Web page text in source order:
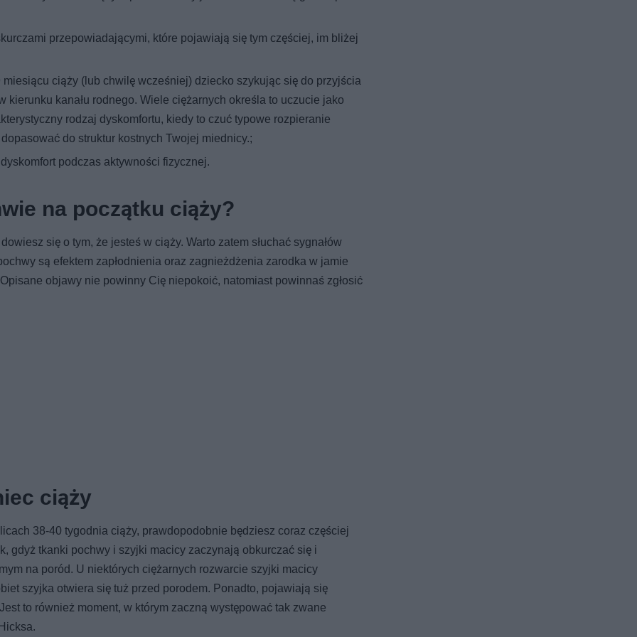
przepowiadającymi, które pojawiają się tym częściej, im bliżej
ciąży (lub chwilę wcześniej) dziecko szykując się do przyjścia
kierunku kanału rodnego. Wiele ciężarnych określa to uczucie jako
rodzaj dyskomfortu, kiedy to czuć typowe rozpieranie
do struktur kostnych Twojej miednicy.;
podczas aktywności fizycznej.
na początku ciąży?
się o tym, że jesteś w ciąży. Warto zatem słuchać sygnałów
są efektem zapłodnienia oraz zagnieżdżenia zarodka w jamie
objawy nie powinny Cię niepokoić, natomiast powinnaś zgłosić
ciąży
38-40 tygodnia ciąży, prawdopodobnie będziesz coraz częściej
gdyż tkanki pochwy i szyjki macicy zaczynają obkurczać się i
na poród. U niektórych ciężarnych rozwarcie szyjki macicy
szyjka otwiera się tuż przed porodem. Ponadto, pojawiają się
to również moment, w którym zaczną występować tak zwane